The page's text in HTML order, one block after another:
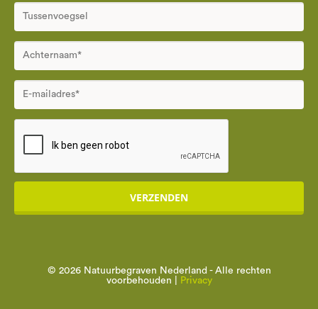
VERZENDEN
© 2026 Natuurbegraven Nederland - Alle rechten
voorbehouden |
Privacy